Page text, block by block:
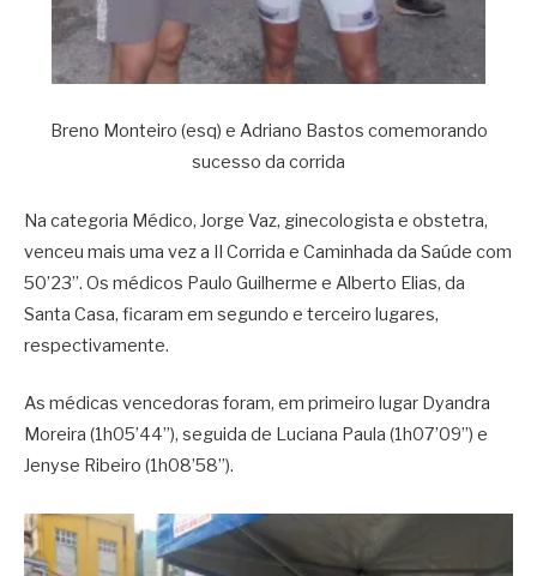
Breno Monteiro (esq) e Adriano Bastos comemorando
sucesso da corrida
Na categoria Médico, Jorge Vaz, ginecologista e obstetra,
venceu mais uma vez a II Corrida e Caminhada da Saúde com
50’23”. Os médicos Paulo Guilherme e Alberto Elias, da
Santa Casa, ficaram em segundo e terceiro lugares,
respectivamente.
As médicas vencedoras foram, em primeiro lugar Dyandra
Moreira (1h05’44”), seguida de Luciana Paula (1h07’09”) e
Jenyse Ribeiro (1h08’58”).